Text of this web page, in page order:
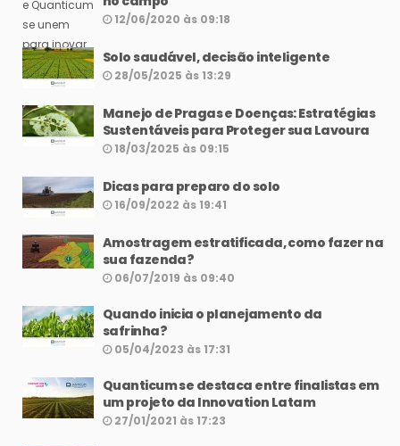
12/06/2020 às 09:18
Solo saudável, decisão inteligente
28/05/2025 às 13:29
Manejo de Pragas e Doenças: Estratégias
Sustentáveis para Proteger sua Lavoura
18/03/2025 às 09:15
Dicas para preparo do solo
16/09/2022 às 19:41
Amostragem estratificada, como fazer na
sua fazenda?
06/07/2019 às 09:40
Quando inicia o planejamento da
safrinha?
05/04/2023 às 17:31
Quanticum se destaca entre finalistas em
um projeto da Innovation Latam
27/01/2021 às 17:23